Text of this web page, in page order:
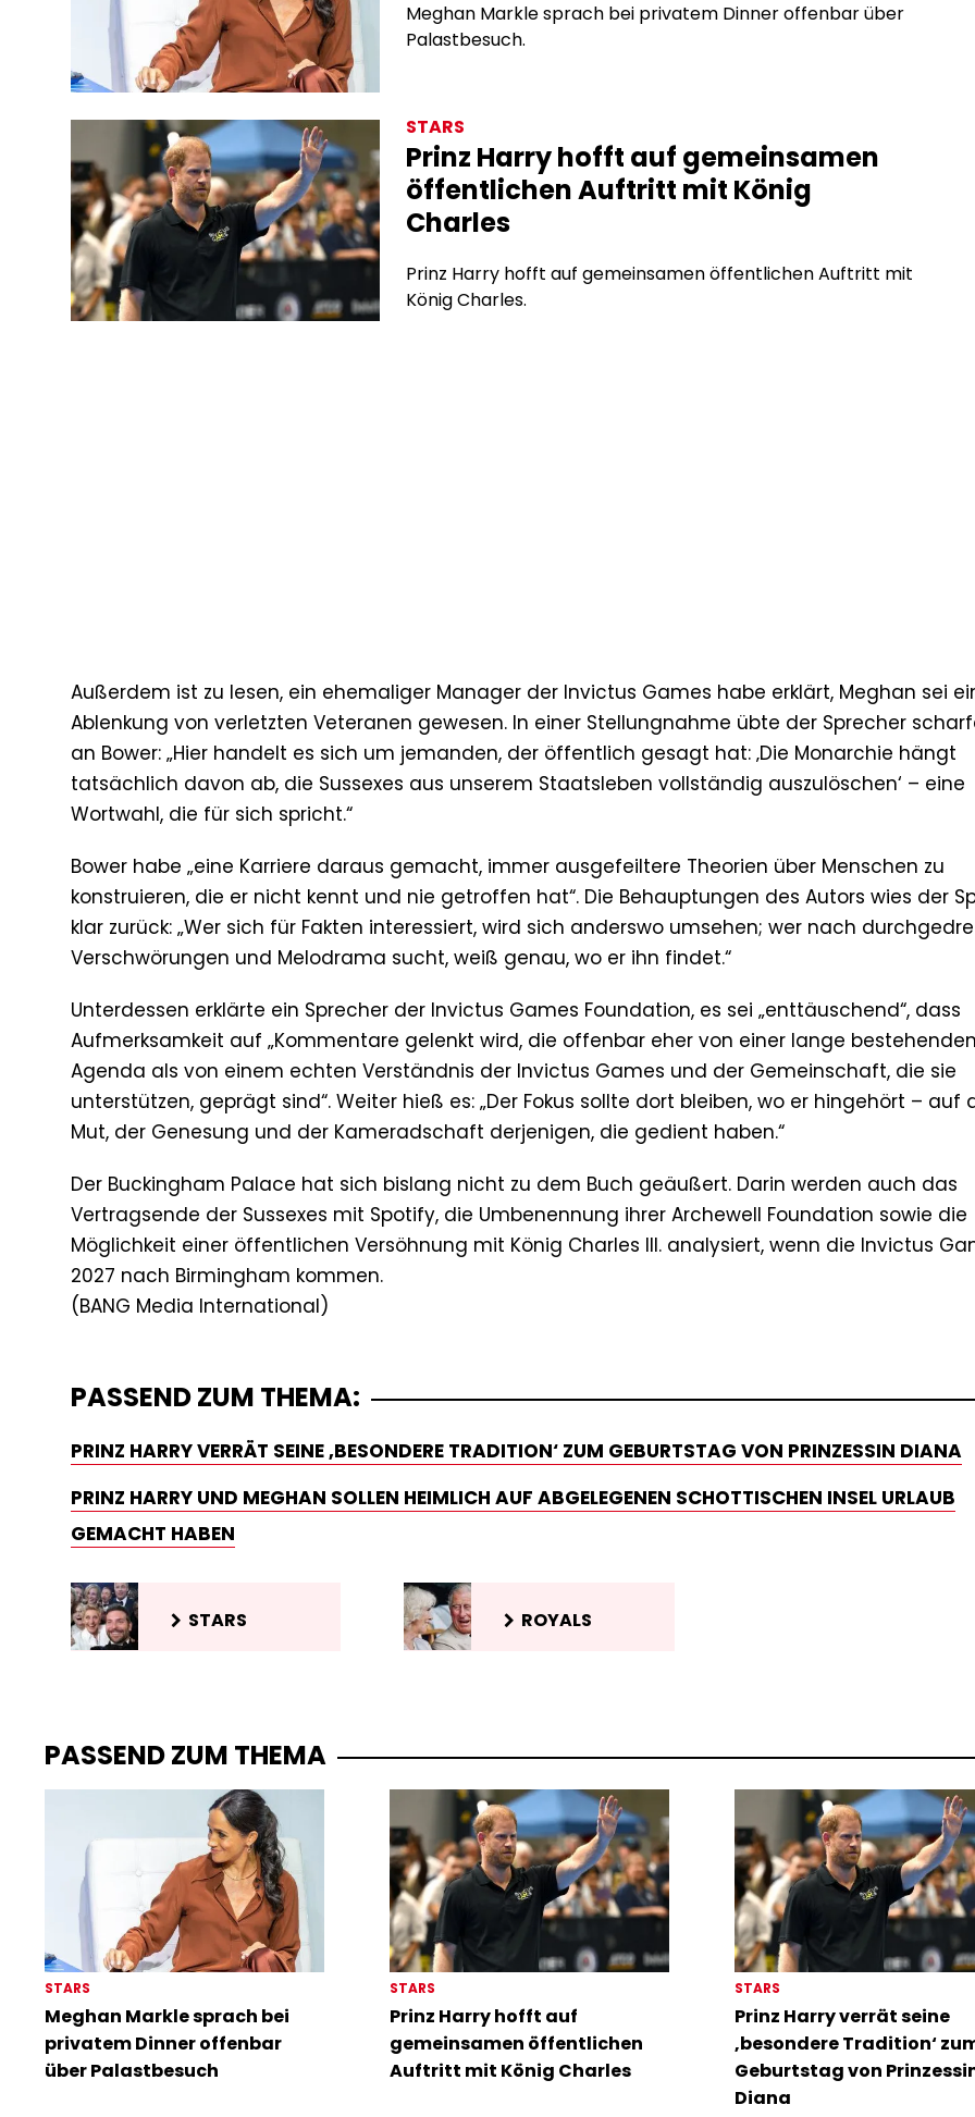
Meghan Markle sprach bei privatem Dinner offenbar über
Palastbesuch.
STARS
Prinz Harry hofft auf gemeinsamen
öffentlichen Auftritt mit König
Charles
Prinz Harry hofft auf gemeinsamen öffentlichen Auftritt mit
König Charles.
Außerdem ist zu lesen, ein ehemaliger Manager der Invictus Games habe erklärt, Meghan sei
Ablenkung von verletzten Veteranen gewesen. In einer Stellungnahme übte der Sprecher
an Bower: „Hier handelt es sich um jemanden, der öffentlich gesagt hat: ‚Die Monarchie hängt
tatsächlich davon ab, die Sussexes aus unserem Staatsleben vollständig auszulöschen‘ – eine
Wortwahl, die für sich spricht.“
Bower habe „eine Karriere daraus gemacht, immer ausgefeiltere Theorien über Menschen zu
konstruieren, die er nicht kennt und nie getroffen hat“. Die Behauptungen des Autors wies der
klar zurück: „Wer sich für Fakten interessiert, wird sich anderswo umsehen; wer nach
Verschwörungen und Melodrama sucht, weiß genau, wo er ihn findet.“
Unterdessen erklärte ein Sprecher der Invictus Games Foundation, es sei „enttäuschend“, dass
Aufmerksamkeit auf „Kommentare gelenkt wird, die offenbar eher von einer lange
Agenda als von einem echten Verständnis der Invictus Games und der Gemeinschaft, die sie
unterstützen, geprägt sind“. Weiter hieß es: „Der Fokus sollte dort bleiben, wo er hingehört – auf
Mut, der Genesung und der Kameradschaft derjenigen, die gedient haben.“
Der Buckingham Palace hat sich bislang nicht zu dem Buch geäußert. Darin werden auch das
Vertragsende der Sussexes mit Spotify, die Umbenennung ihrer Archewell Foundation sowie die
Möglichkeit einer öffentlichen Versöhnung mit König Charles III. analysiert, wenn die Invictus
2027 nach Birmingham kommen.
PASSEND ZUM THEMA:
PRINZ HARRY VERRÄT SEINE ‚BESONDERE TRADITION‘ ZUM GEBURTSTAG VON PRINZESSIN DIANA
PRINZ HARRY UND MEGHAN SOLLEN HEIMLICH AUF ABGELEGENEN SCHOTTISCHEN INSEL URLAUB
GEMACHT HABEN
STARS ROYALS
PASSEND ZUM THEMA
STARS
Meghan Markle sprach bei
privatem Dinner offenbar
über Palastbesuch
STARS
Prinz Harry hofft auf
gemeinsamen öffentlichen
Auftritt mit König Charles
STARS
Prinz Harry verrät seine
‚besondere Tradition‘
Geburtstag von
Diana